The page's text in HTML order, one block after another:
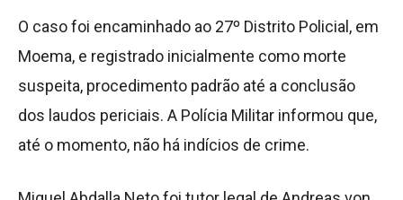
O caso foi encaminhado ao 27º Distrito Policial, em
Moema, e registrado inicialmente como morte
suspeita, procedimento padrão até a conclusão
dos laudos periciais. A Polícia Militar informou que,
até o momento, não há indícios de crime.